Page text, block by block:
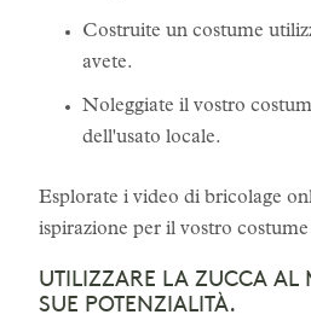
Costruite un costume
avete.
Noleggiate il vostro
dell'usato locale.
Esplorate i video di bricolage
ispirazione per il vostro
UTILIZZARE LA ZUCCA AL
SUE POTENZIALITÀ.